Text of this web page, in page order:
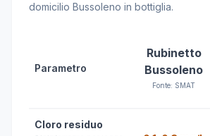
domicilio Bussoleno in bottiglia.
Parametro
Rubinetto
Bussoleno
Fonte: SMAT
Cloro residuo